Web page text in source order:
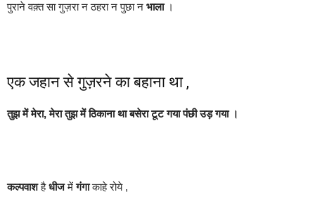
पुराने वक़्त सा गुज़रा न ठहरा न पुछा न भाला।
एक जहान से गुज़रने का बहाना था ,
तुझ में मेरा, मेरा तुझ में ठिकाना था बसेरा टूट गया पंछी उड़ गया ।
कल्पवाशहैधीजमेंगंगाकाहे रोये ,